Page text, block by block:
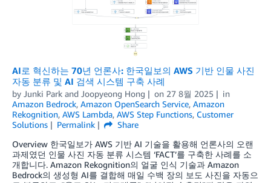
AI로 혁신하는 70년 언론사: 한국일보의 AWS 기반 인물 사진
자동 분류 및 AI 검색 시스템 구축 사례
by Junki Park and Joopyeong Hong on 27 8월 2025
in
Amazon Bedrock, Amazon OpenSearch Service, Amazon
Rekognition, AWS Lambda, AWS Step Functions, Customer
Solutions
Permalink
Share
Overview 한국일보가 AWS 기반 AI 기술을 활용해 언론사의 오랜
과제였던 인물 사진 자동 분류 시스템 ‘FACT’를 구축한 사례를 소
개합니다. Amazon Rekognition의 얼굴 인식 기술과 Amazon
Bedrock의 생성형 AI를 결합해 매일 수백 장의 보도 사진을 자동으